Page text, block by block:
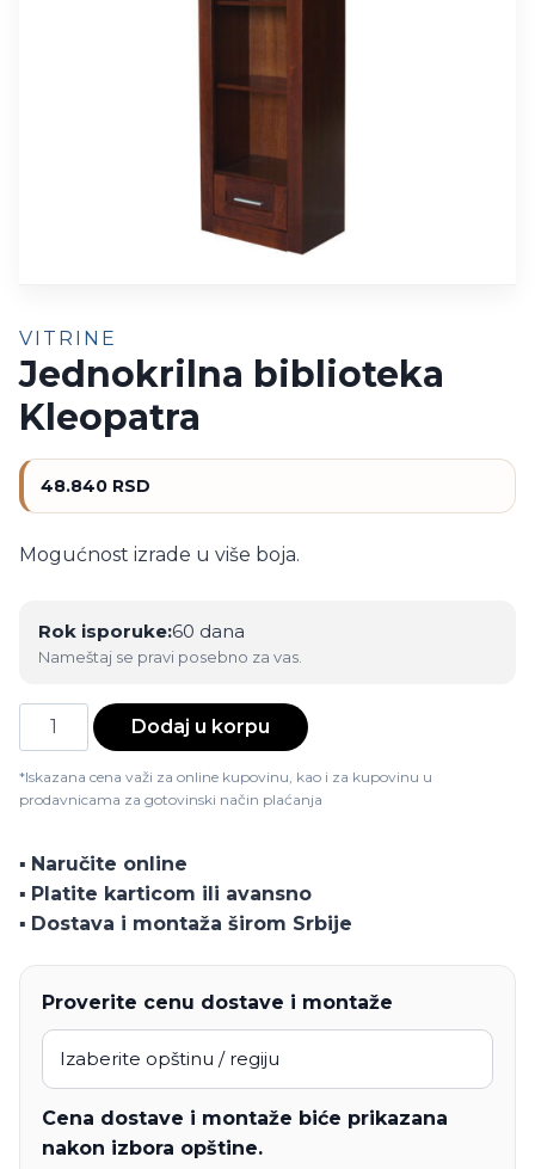
VITRINE
Jednokrilna biblioteka
Kleopatra
48.840 RSD
Mogućnost izrade u više boja.
Rok isporuke:60 dana
Nameštaj se pravi posebno za vas.
Jednokrilna
biblioteka
Kleopatra
količina
Dodaj u korpu
*Iskazana cena važi za online kupovinu, kao i za kupovinu u
prodavnicama za gotovinski način plaćanja
▪️ Naručite online
▪️ Platite karticom ili avansno
▪️ Dostava i montaža širom Srbije
Proverite cenu dostave i montaže
Cena dostave i montaže biće prikazana
nakon izbora opštine.